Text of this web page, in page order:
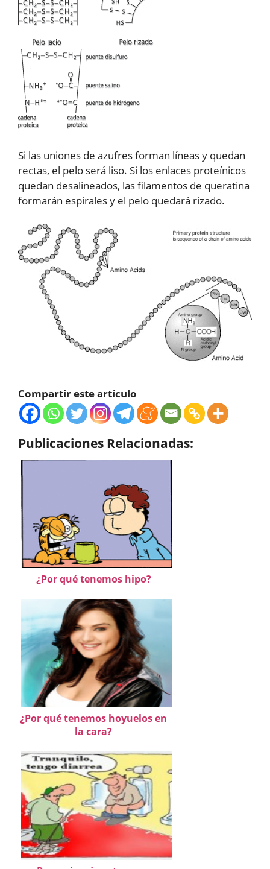
Si las uniones de azufres forman líneas y quedan
rectas, el pelo será liso. Si los enlaces proteínicos
quedan desalineados, las filamentos de queratina
formarán espirales y el pelo quedará rizado.
Compartir este artículo
Publicaciones Relacionadas:
¿Por qué tenemos hipo?
¿Por qué tenemos hoyuelos en
la cara?